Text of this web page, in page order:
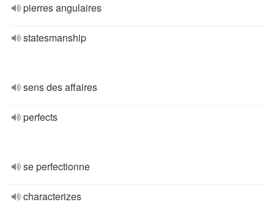
pierres angulaires
statesmanship
sens des affaires
perfects
se perfectionne
characterizes